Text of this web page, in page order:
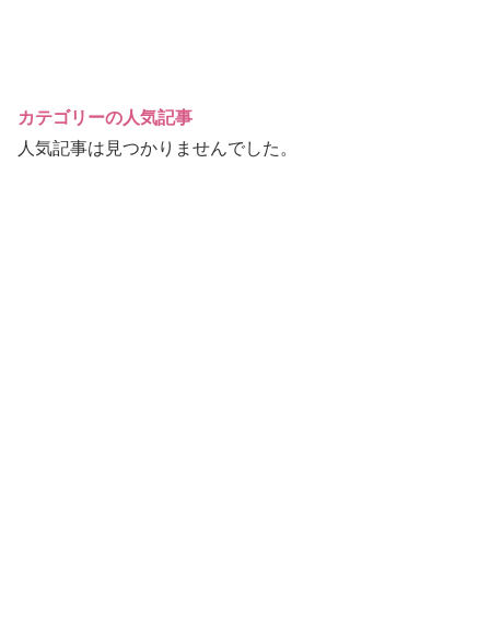
カテゴリーの人気記事
人気記事は見つかりませんでした。